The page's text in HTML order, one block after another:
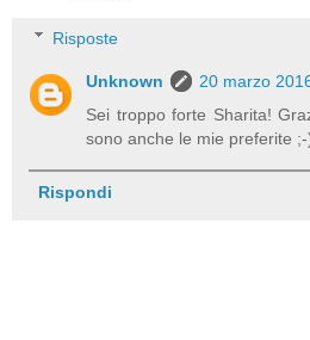
Risposte
Unknown
20 marzo
Sei troppo forte Sharita!
sono anche le mie preferite ;-
Rispondi